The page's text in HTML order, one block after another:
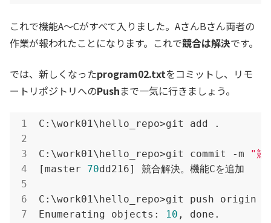
これで機能A～Cがすべて入りました。AさんBさん両者の
作業が報われたことになります。これで競合は解決です。
では、新しくなったprogram02.txtをコミットし、リモ
ートリポジトリへのPushまで一気に行きましょう。
C:\work01\hello_repo>git add .
C:\work01\hello_repo>git commit -m
"競
[master 70dd216] 競合解決。機能Cを追加
C:\work01\hello_repo>git push origin
Enumerating objects:
10 , done.